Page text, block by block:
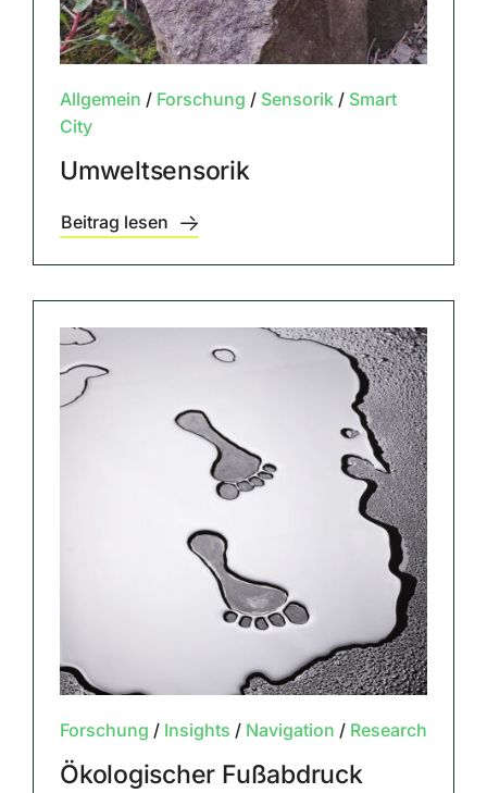
Allgemein / Forschung / Sensorik/ Smart
City
Umweltsensorik
Beitrag lesen
Forschung / Insights / Navigation / Research
Ökologischer Fußabdruck